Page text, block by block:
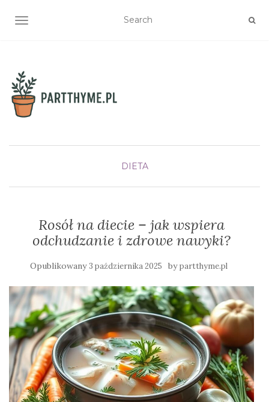
TOGGLE NAVIGATION
DIETA
Rosół na diecie – jak wspiera
odchudzanie i zdrowe nawyki?
Opublikowany 3 października 2025 bypartthyme.pl